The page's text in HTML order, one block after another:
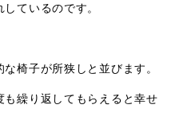
ているのです。
椅子が所狭しと並びます。
繰り返してもらえると幸せ